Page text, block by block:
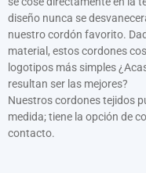
diseño nunca se
nuestro cordón favorito.
material, estos cordones
logotipos más simples
resultan ser las mejores?
Nuestros cordones tejidos
medida; tiene la opción de
contacto.